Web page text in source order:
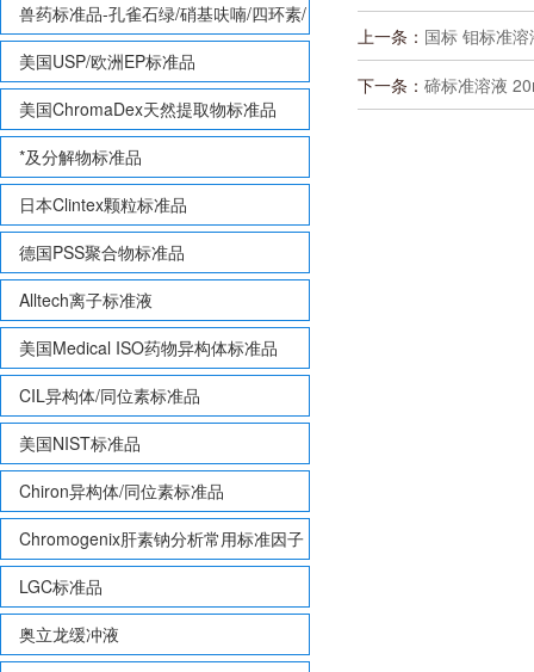
兽药标准品-孔雀石绿/硝基呋喃/四环素/
磺胺等
美国USP/欧洲EP标准品
美国ChromaDex天然提取物标准品
*及分解物标准品
日本Clintex颗粒标准品
德国PSS聚合物标准品
Alltech离子标准液
美国Medical ISO药物异构体标准品
CIL异构体/同位素标准品
美国NIST标准品
Chiron异构体/同位素标准品
Chromogenix肝素钠分析常用标准因子
LGC标准品
奥立龙缓冲液
上一条： 国标 钼标准
下一条： 碲标准溶液